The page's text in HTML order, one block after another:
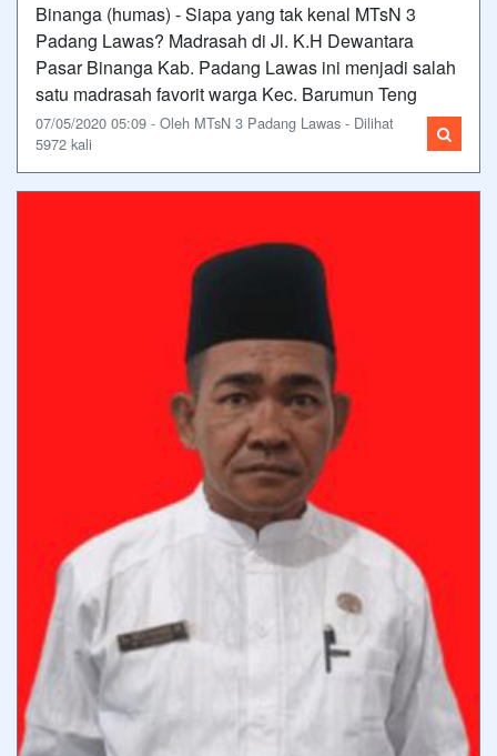
Binanga (humas) - Siapa yang tak kenal MTsN 3
Padang Lawas? Madrasah di Jl. K.H Dewantara
Pasar Binanga Kab. Padang Lawas ini menjadi salah
satu madrasah favorit warga Kec. Barumun Teng
07/05/2020 05:09 - Oleh MTsN 3 Padang Lawas - Dilihat
5972 kali